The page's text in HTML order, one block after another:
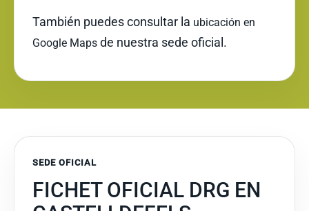
También puedes consultar la ubicación en
Google Maps de nuestra sede oficial.
SEDE OFICIAL
FICHET OFICIAL DRG EN